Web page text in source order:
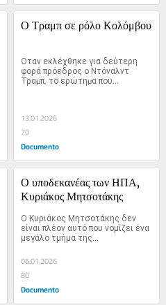
Ο Τραμπ σε ρόλο Κολόμβου
Οταν εκλέχθηκε για δεύτερη
φορά πρόεδρος ο Ντόναλντ
Τραµπ, το ερώτηµα που...
13.01.2026
70
Documento
Ο υποδεκανέας των ΗΠΑ,
Κυριάκος Μητσοτάκης
Ο Κυριάκος Μητσοτάκης δεν
είναι πλέον αυτό που νομίζει ένα
μεγάλο τμήμα της...
06.01.2026
80
Documento